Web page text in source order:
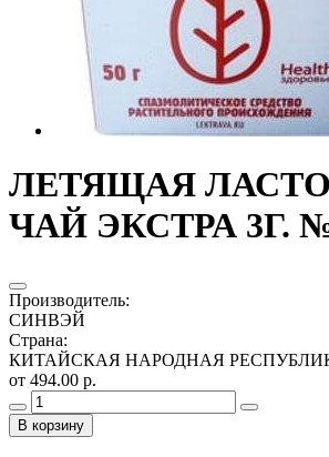
ЛЕТЯЩАЯ
ЧАЙ ЭКСТРА 3Г.
Производитель:
СИНВЭЙ
Страна:
КИТАЙСКАЯ НАРОДНАЯ
от 494.00 р.
В корзину